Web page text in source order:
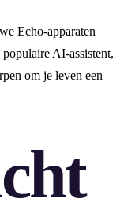
Echo-apparaten
AI-assistent,
om je leven een